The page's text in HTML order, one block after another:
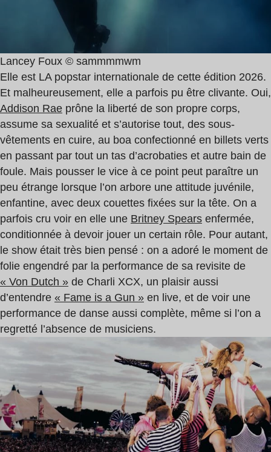
Lancey Foux © sammmmwm
Elle est LA popstar internationale de cette édition 2026.
Et malheureusement, elle a parfois pu être clivante. Oui,
Addison Rae prône la liberté de son propre corps,
assume sa sexualité et s’autorise tout, des sous-
vêtements en cuire, au boa confectionné en billets verts
en passant par tout un tas d’acrobaties et autre bain de
foule. Mais pousser le vice à ce point peut paraître un
peu étrange lorsque l’on arbore une attitude juvénile,
enfantine, avec deux couettes fixées sur la tête. On a
parfois cru voir en elle une Britney Spears enfermée,
conditionnée à devoir jouer un certain rôle. Pour autant,
le show était très bien pensé : on a adoré le moment de
folie engendré par la performance de sa revisite de
« Von Dutch » de Charli XCX, un plaisir aussi
d’entendre « Fame is a Gun » en live, et de voir une
performance de danse aussi complète, même si l’on a
regretté l’absence de musiciens.